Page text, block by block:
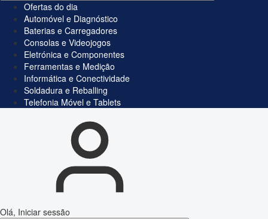
Ofertas do dia
Automóvel e Diagnóstico
Baterias e Carregadores
Consolas e Videojogos
Eletrónica e Componentes
Ferramentas e Medição
Informática e Conectividade
Soldadura e Reballing
Telefonia Móvel e Tablets
Olá, Iniciar sessão